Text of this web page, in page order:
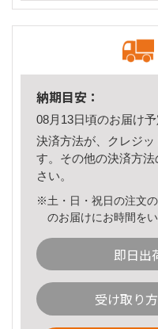
納期目安：
08月13日頃のお届け予
決済方法が、クレジ
す。その他の決済方法
さい。
※土・日・祝日の注文
のお届けにお時間を
即日出
受け取り